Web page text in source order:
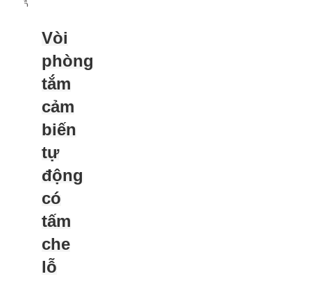
Vòi
phòng
tắm
cảm
biến
tự
động
có
tấm
che
lỗ